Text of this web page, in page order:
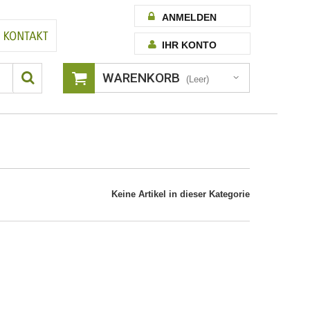
ANMELDEN
IHR KONTO
WARENKORB (Leer)
Keine Artikel in dieser Kategorie